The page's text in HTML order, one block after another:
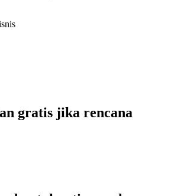
gratis jika rencana